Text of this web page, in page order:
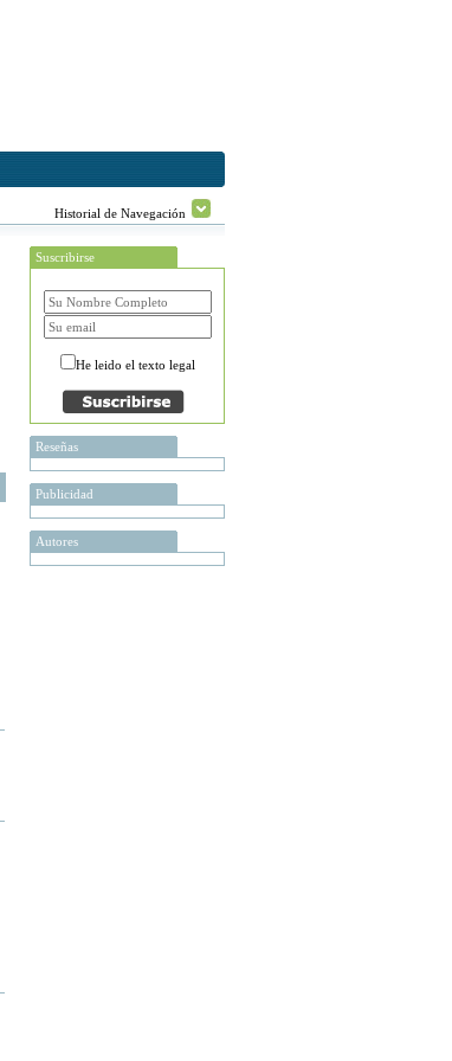
Historial de Navegación
Suscribirse
He leido el texto legal
Reseñas
Publicidad
Autores